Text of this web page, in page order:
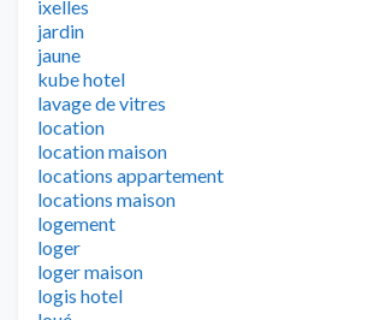
ixelles
jardin
jaune
kube hotel
lavage de vitres
location
location maison
locations appartement
locations maison
logement
loger
loger maison
logis hotel